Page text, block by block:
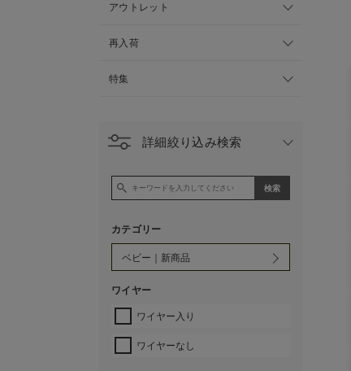
アウトレット
再入荷
特集
詳細絞り込み検索
カテゴリー
ワイヤー
ワイヤー入り
ワイヤーなし